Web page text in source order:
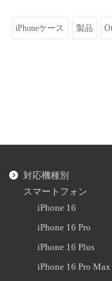
iPhoneケース 製品
対応機種別
スマートフォン
iPhone 16
iPhone 16 Pro
iPhone 16 Plus
iPhone 16 Pro Max